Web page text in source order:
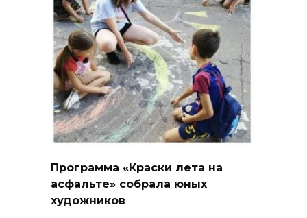
Программа «Краски лета на
асфальте» собрала юных
художников